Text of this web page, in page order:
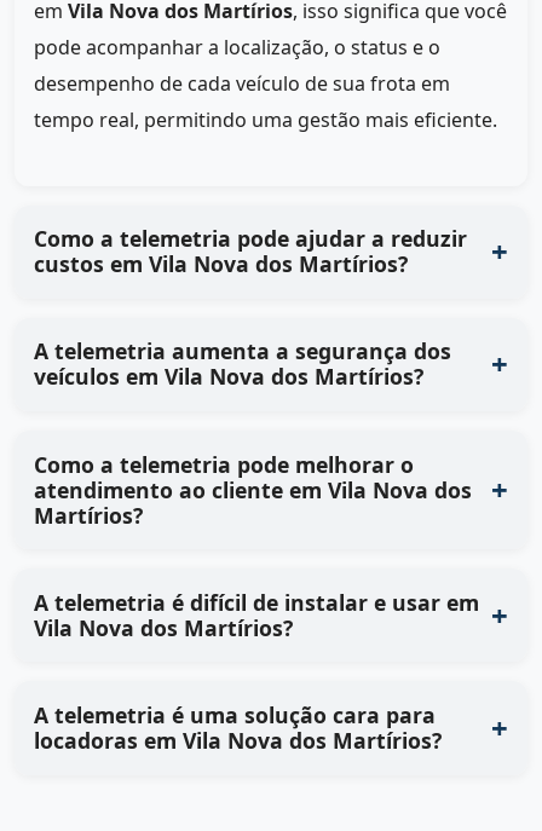
em Vila Nova dos Martírios, isso significa que você
pode acompanhar a localização, o status e o
desempenho de cada veículo de sua frota em
tempo real, permitindo uma gestão mais eficiente.
Como a telemetria pode ajudar a reduzir
custos em Vila Nova dos Martírios?
A telemetria aumenta a segurança dos
veículos em Vila Nova dos Martírios?
Como a telemetria pode melhorar o
atendimento ao cliente em Vila Nova dos
Martírios?
A telemetria é difícil de instalar e usar em
Vila Nova dos Martírios?
A telemetria é uma solução cara para
locadoras em Vila Nova dos Martírios?